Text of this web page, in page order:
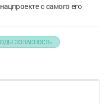
с самого его